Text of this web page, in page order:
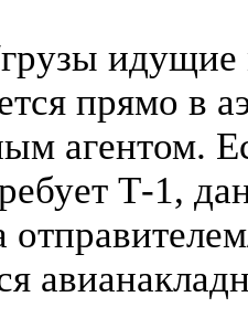
прямо в
агентом.
Т-1,